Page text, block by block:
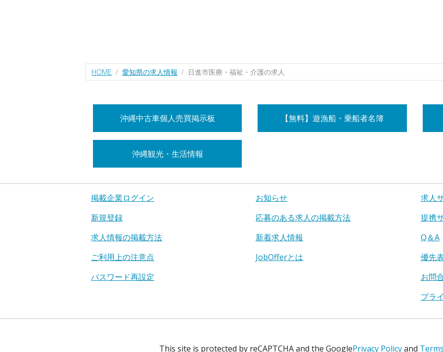
HOME 愛知県の求人情報 日進市医療・福祉・介護の求人
沖縄中古車個人売買掲示板 【無料】遊漁船・乗船者名簿
沖縄観光・生活情報
掲載企業ログイン
新規登録
求人情報の掲載方法
ご利用上の注意点
パスワード再設定
お知らせ
応募のある求人の掲載方法
新着求人情報
JobOfferとは
求人
提携
Q＆A
優先
お問
プラ
This site is protected by reCAPTCHA and the GooglePrivacy Policyand